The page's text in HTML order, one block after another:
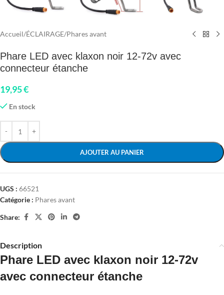
Accueil/ÉCLAIRAGE/Phares avant
Phare LED avec klaxon noir 12-72v avec
connecteur étanche
19,95€
En stock
AJOUTER AU PANIER
UGS : 66521
Catégorie : Phares avant
Share:
Description
Phare LED avec klaxon noir 12-72v
avec connecteur étanche